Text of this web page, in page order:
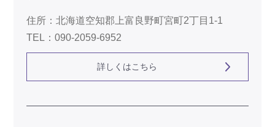
住所：北海道空知郡上富良野町宮町2丁目1-1
TEL：090-2059-6952
詳しくはこちら